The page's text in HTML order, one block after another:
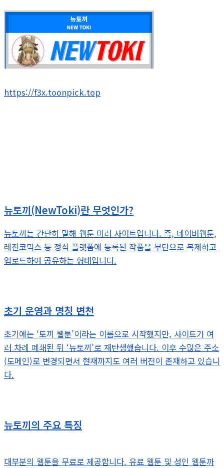
https://f3x.toonpick.top
뉴토끼(NewToki)란 무엇인가?
뉴토끼는 간단히 말해 웹툰 미러 사이트입니다. 즉, 네이버웹툰,
레진코믹스 등 정식 플랫폼에 등록된 작품을 무단으로 복제하고
업로드하여 공유하는 형태입니다.
초기 운영과 명칭 변천
초기에는 ‘토끼 웹툰’이라는 이름으로 시작했지만, 사이트가 여
러 차례 폐쇄된 뒤 ‘뉴토끼’로 재탄생했습니다. 이후 수많은 주소
(도메인)로 변경되면서 현재까지도 여러 버전이 존재하고 있습니
다.
뉴토끼의 주요 특징
대부분의 웹툰을 무료로 제공합니다. 유료 웹툰 및 성인 웹툰까